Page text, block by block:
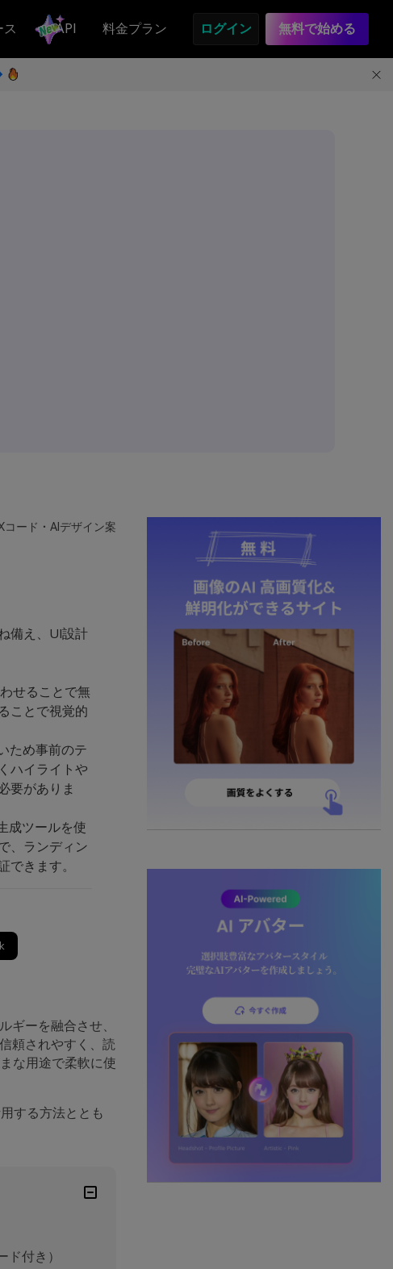
ス API 料金プラン ログイン 無料で始める
ード・AIデザイン案
備え、UI設計
せることで無
ことで視覚的
ため事前のテ
ハイライトや
要がありま
成ツールを使
、ランディン
きます。
ギーを融合させ、
頼されやすく、読
な用途で柔軟に使
する方法ととも
付き）